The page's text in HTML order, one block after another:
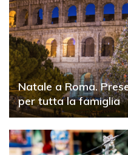
Natale a Roma.
per tutta la famiglia